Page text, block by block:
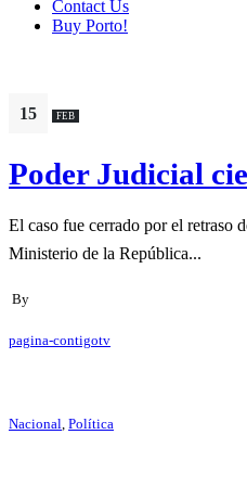
Contact Us
Buy Porto!
15 FEB
Poder Judicial
El caso fue cerrado por el retraso
Ministerio de la República...
By
pagina-contigotv
Nacional, Política